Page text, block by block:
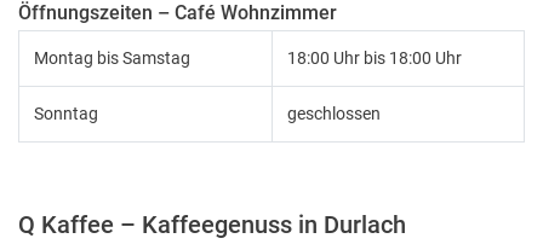
Öffnungszeiten – Café Wohnzimmer
Montag bis Samstag 18:00 Uhr bis 18:00 Uhr
Sonntag geschlossen
Q Kaffee – Kaffeegenuss in Durlach